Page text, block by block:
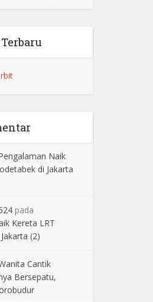
Naik
di Jakarta
pada
Kereta LRT
(2)
Cantik
Bersepatu,